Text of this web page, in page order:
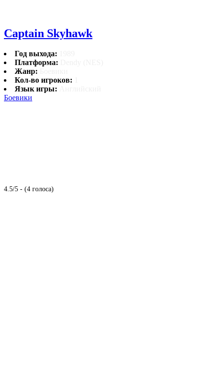
Captain Skyhawk
Год выхода:
Платформа:
Жанр:
Кол-во игроков:
Язык игры:
Боевики
4.5/5 - (4 голоса)